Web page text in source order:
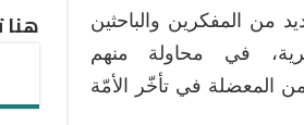
من المفكرين والباحثين
في محاولة منهم
المعضلة في تأخّر الأمّة
هنا